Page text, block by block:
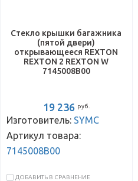
Стекло крышки багажника
(пятой двери)
открывающееся REXTON
REXTON 2 REXTON W
7145008B00
19 236 руб.
Изготовитель: SYMC
Артикул товара:
7145008B00
ДОБАВИТЬ В СРАВНЕНИЕ